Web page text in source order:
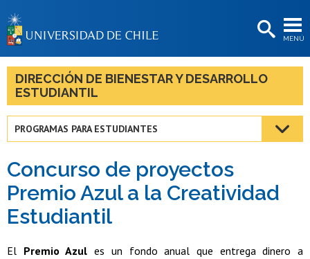
MENÚ
BIBLIOTECAS
LA UNIVERSIDAD
Estudiantes
Funcionarias/os
DIRECCIÓN DE BIENESTAR Y DESARROLLO
ESTUDIANTIL
PROGRAMAS PARA ESTUDIANTES
Concurso de proyectos
Premio Azul a la Creatividad
Estudiantil
El Premio Azul es un fondo anual que entrega dinero a